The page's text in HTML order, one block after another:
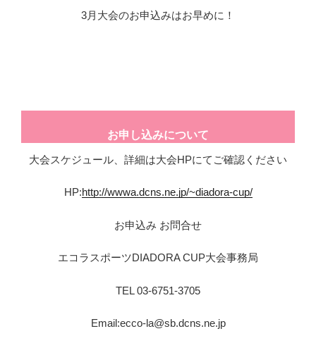
3月大会のお申込みはお早めに！
お申し込みについて
大会スケジュール、詳細は大会HPにてご確認ください
HP:http://wwwa.dcns.ne.jp/~diadora-cup/
お申込み お問合せ
エコラスポーツDIADORA CUP大会事務局
TEL 03-6751-3705
Email:ecco-la@sb.dcns.ne.jp